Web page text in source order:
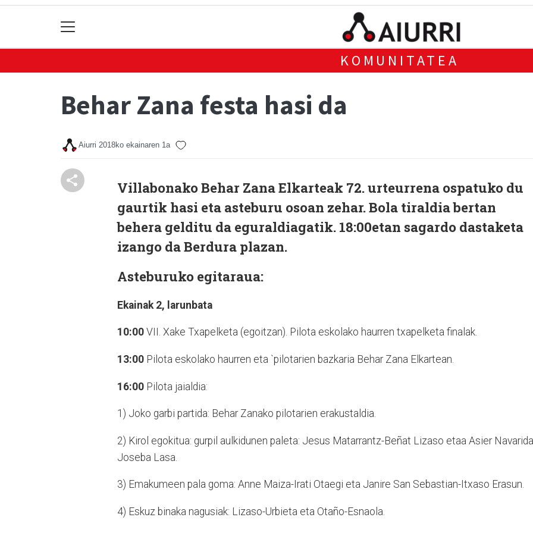
KOMUNITATEA
Behar Zana festa hasi da
Aiurri 2018ko ekainaren 1a
Villabonako Behar Zana Elkarteak 72. urteurrena ospatuko du
gaurtik hasi eta asteburu osoan zehar. Bola tiraldia bertan
behera gelditu da eguraldiagatik. 18:00etan sagardo dastaketa
izango da Berdura plazan.
Asteburuko egitaraua:
Ekainak 2, larunbata
10:00 VII. Xake Txapelketa (egoitzan). Pilota eskolako haurren txapelketa finalak.
13:00 Pilota eskolako haurren eta `pilotarien bazkaria Behar Zana Elkartean.
16:00 Pilota jaialdia:
1) Joko garbi partida: Behar Zanako pilotarien erakustaldia.
2) Kirol egokitua: gurpil aulkidunen paleta: Jesus Matarrantz-Beñat Lizaso etaa Asier
Joseba Lasa.
3) Emakumeen pala goma: Anne Maiza-Irati Otaegi eta Janire San Sebastian-Itxaso Erasun.
4) Eskuz binaka nagusiak: Lizaso-Urbieta eta Otaño-Esnaola.